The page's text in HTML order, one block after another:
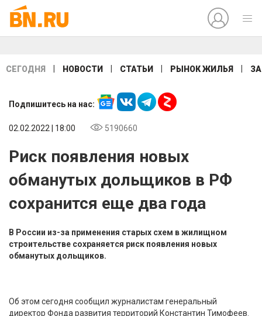
СЕГОДНЯ НОВОСТИ СТАТЬИ РЫНОК ЖИЛЬЯ
Подпишитесь на нас:
02.02.2022 | 18:00 5190660
Риск появления новых
обманутых дольщиков в РФ
сохранится еще два года
В России из-за применения старых схем в жилищном
строительстве сохраняется риск появления новых
обманутых дольщиков.
Об этом сегодня сообщил журналистам генеральный
директор Фонда развития территорий Константин Тимофеев.